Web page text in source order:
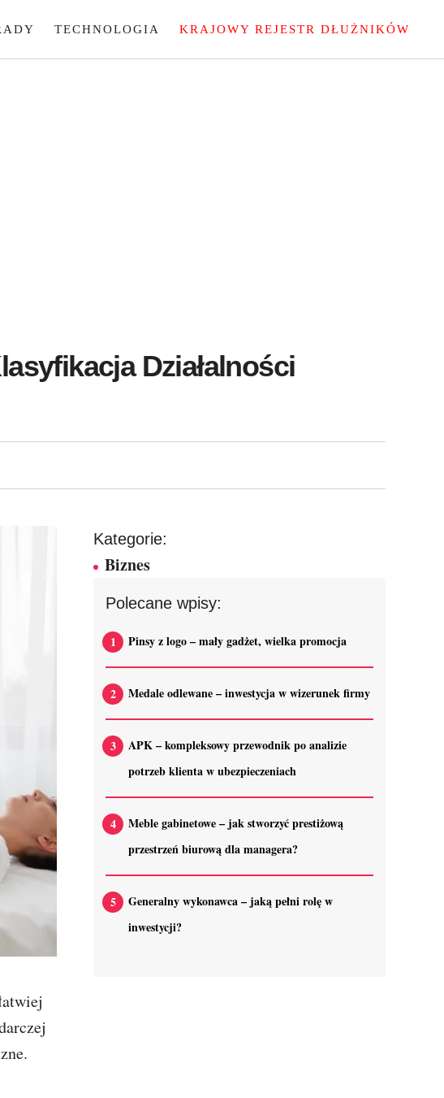
TECHNOLOGIA KRAJOWY REJESTR DŁUŻNIKÓW
Działalności
Kategorie:
Biznes
Polecane wpisy:
Pinsy z logo – mały gadżet, wielka promocja
Medale odlewane – inwestycja w wizerunek firmy
APK – kompleksowy przewodnik po analizie
potrzeb klienta w ubezpieczeniach
Meble gabinetowe – jak stworzyć prestiżową
przestrzeń biurową dla managera?
Generalny wykonawca – jaką pełni rolę w
inwestycji?